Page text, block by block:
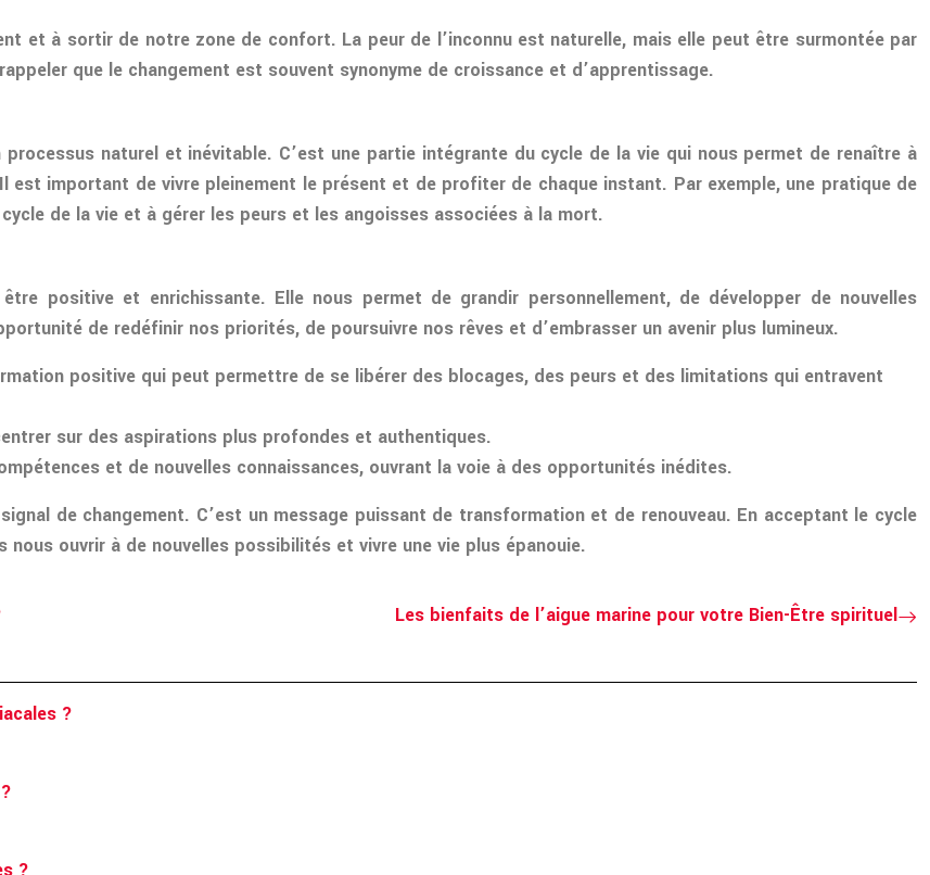
et à sortir de notre zone de confort. La peur de l’inconnu est naturelle, mais elle peut être surmontée par
que le changement est souvent synonyme de croissance et d’apprentissage.
naturel et inévitable. C’est une partie intégrante du cycle de la vie qui nous permet de renaître à
est important de vivre pleinement le présent et de profiter de chaque instant. Par exemple, une pratique de
de la vie et à gérer les peurs et les angoisses associées à la mort.
positive et enrichissante. Elle nous permet de grandir personnellement, de développer de nouvelles
de redéfinir nos priorités, de poursuivre nos rêves et d’embrasser un avenir plus lumineux.
positive qui peut permettre de se libérer des blocages, des peurs et des limitations qui entravent
sur des aspirations plus profondes et authentiques.
et de nouvelles connaissances, ouvrant la voie à des opportunités inédites.
de changement. C’est un message puissant de transformation et de renouveau. En acceptant le cycle
ouvrir à de nouvelles possibilités et vivre une vie plus épanouie.
Les bienfaits de l’aigue marine pour votre Bien-Être spirituel
?